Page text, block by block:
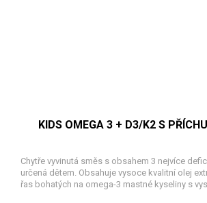
KIDS OMEGA 3 + D3/K2 S
Chytře vyvinutá směs s obsahem 3 nejvíce
určená dětem. Obsahuje vysoce kvalitní olej
řas bohatých na omega-3 mastné kyseliny s